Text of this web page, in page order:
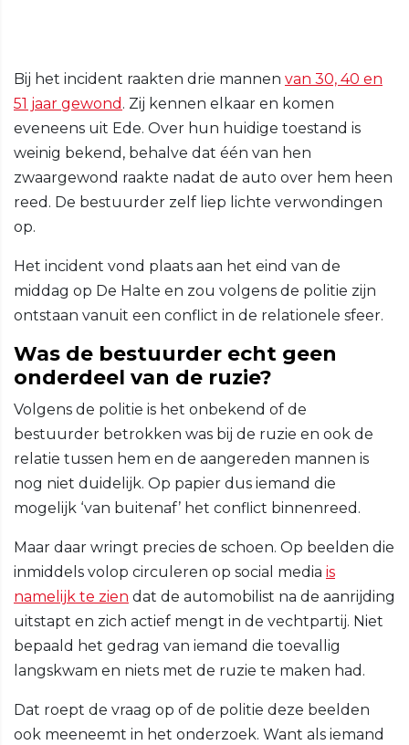
Bij het incident raakten drie mannen van 30, 40 en
51 jaar gewond . Zij kennen elkaar en komen
eveneens uit Ede. Over hun huidige toestand is
weinig bekend, behalve dat één van hen
zwaargewond raakte nadat de auto over hem heen
reed. De bestuurder zelf liep lichte verwondingen
op.
Het incident vond plaats aan het eind van de
middag op De Halte en zou volgens de politie zijn
ontstaan vanuit een conflict in de relationele sfeer.
Was de bestuurder echt geen
onderdeel van de ruzie?
Volgens de politie is het onbekend of de
bestuurder betrokken was bij de ruzie en ook de
relatie tussen hem en de aangereden mannen is
nog niet duidelijk. Op papier dus iemand die
mogelijk ‘van buitenaf’ het conflict binnenreed.
Maar daar wringt precies de schoen. Op beelden die
inmiddels volop circuleren op social media is
namelijk te zien dat de automobilist na de aanrijding
uitstapt en zich actief mengt in de vechtpartij. Niet
bepaald het gedrag van iemand die toevallig
langskwam en niets met de ruzie te maken had.
Dat roept de vraag op of de politie deze beelden
ook meeneemt in het onderzoek. Want als iemand